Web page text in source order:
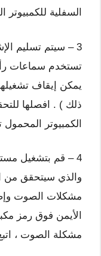
السفلية
3 – سيتم تسليم
تستخدم سماعات
يمكن إيقاف
ذلك ) . افصلها
الكمبيوتر
4 – قم بتشغيل
والذي سيتحقق من
مشكلات الصوت
الأيمن فوق رمز
مشكلة الصوت ، اتبع